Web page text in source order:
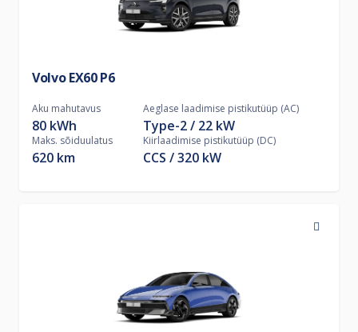
Volvo EX60 P6
Aku mahutavus
80 kWh
Maks. sõiduulatus
620 km
Aeglase laadimise pistikutüüp (AC)
Type-2 22 kW
Kiirlaadimise pistikutüüp (DC)
CCS 320 kW